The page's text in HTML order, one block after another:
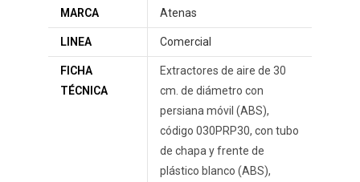
MARCA Atenas
LINEA Comercial
FICHA
TÉCNICA
Extractores de aire de 30
cm. de diámetro con
persiana móvil (ABS),
código 030PRP30, con tubo
de chapa y frente de
plástico blanco (ABS),